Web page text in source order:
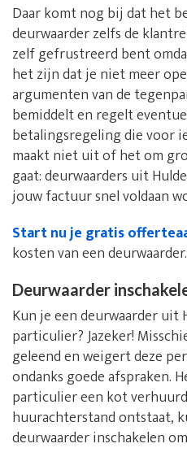
Daar komt nog bij dat het
deurwaarder zelfs de
zelf gefrustreerd bent
het zijn dat je niet meer
argumenten van de
bemiddelt en regelt
betalingsregeling die voor
maakt niet uit of het om
gaat: deurwaarders uit
jouw factuur snel voldaan
Start nu je gratis
kosten van een deurwaarder.
Deurwaarder
Kun je een deurwaarder uit
particulier? Jazeker!
geleend en weigert deze
ondanks goede afspraken.
particulier een kot
huurachterstand ontstaat,
deurwaarder inschakelen